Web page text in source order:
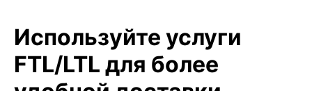
Используйте услуги
FTL/LTL для более